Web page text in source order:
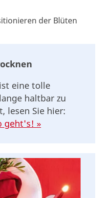
der Blüten
eine tolle
haltbar zu
lesen Sie hier:
geht's! »